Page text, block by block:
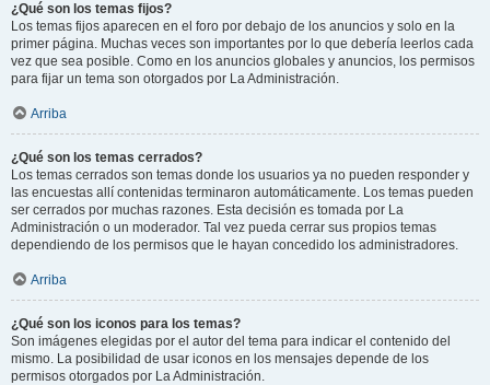
¿Qué son los temas fijos?
Los temas fijos aparecen en el foro por debajo de los anuncios y solo en la
primer página. Muchas veces son importantes por lo que debería leerlos cada
vez que sea posible. Como en los anuncios globales y anuncios, los permisos
para fijar un tema son otorgados por La Administración.
Arriba
¿Qué son los temas cerrados?
Los temas cerrados son temas donde los usuarios ya no pueden responder y
las encuestas allí contenidas terminaron automáticamente. Los temas pueden
ser cerrados por muchas razones. Esta decisión es tomada por La
Administración o un moderador. Tal vez pueda cerrar sus propios temas
dependiendo de los permisos que le hayan concedido los administradores.
Arriba
¿Qué son los iconos para los temas?
Son imágenes elegidas por el autor del tema para indicar el contenido del
mismo. La posibilidad de usar iconos en los mensajes depende de los
permisos otorgados por La Administración.